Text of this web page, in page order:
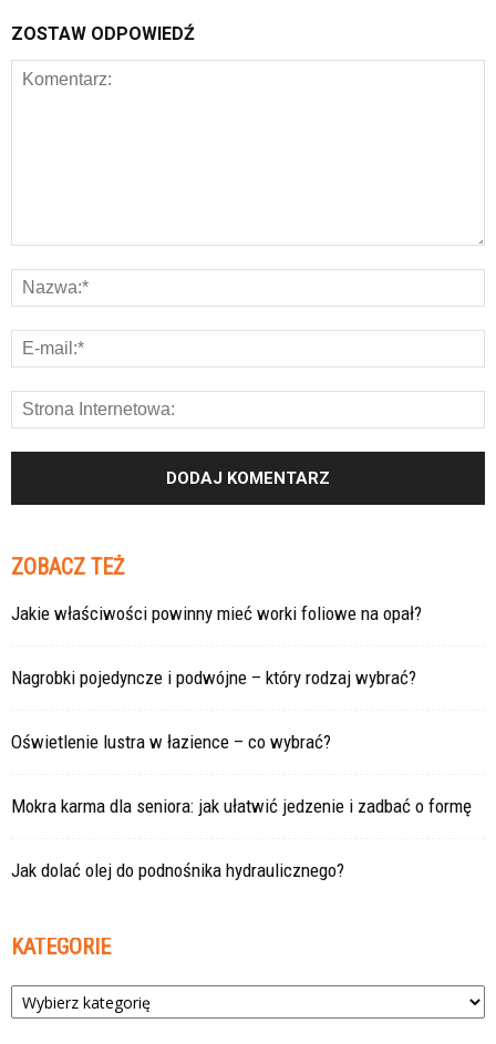
ZOSTAW ODPOWIEDŹ
ZOBACZ TEŻ
Jakie właściwości powinny mieć worki foliowe na opał?
Nagrobki pojedyncze i podwójne – który rodzaj wybrać?
Oświetlenie lustra w łazience – co wybrać?
Mokra karma dla seniora: jak ułatwić jedzenie i zadbać o formę
Jak dolać olej do podnośnika hydraulicznego?
KATEGORIE
Kategorie